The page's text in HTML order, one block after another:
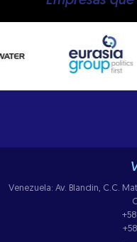
Venezuela: Av. Blandin, C.C.